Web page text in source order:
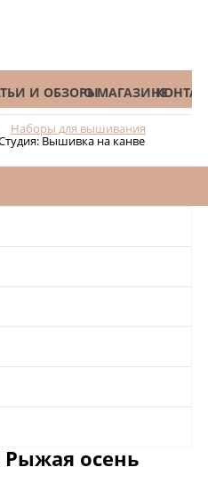
И ОБЗОРЫО МАГАЗИНЕ
Наборы для вышивания
Вышивка на канве
осень